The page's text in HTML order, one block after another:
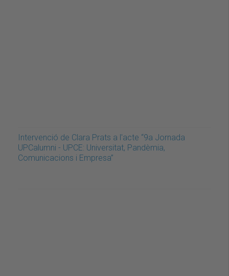
Intervenció de Clara Prats a l'acte “9a Jornada
UPCalumni - UPCE: Universitat, Pandèmia,
Comunicacions i Empresa”